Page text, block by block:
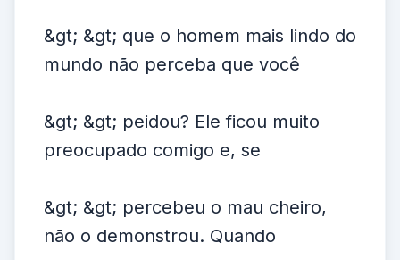
&gt; &gt; que o homem mais lindo do
mundo não perceba que você
&gt; &gt; peidou? Ele ficou muito
preocupado comigo e, se
&gt; &gt; percebeu o mau cheiro,
não o demonstrou. Quando